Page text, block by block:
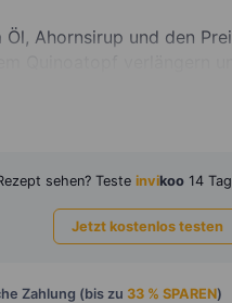
Ahornsirup und den
sehen? Teste invikoo 14
Jetzt kostenlos testen
Zahlung (bis zu 33 % SPAREN)